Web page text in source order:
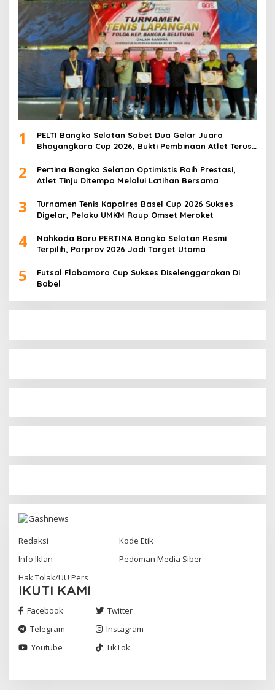
1
PELTI Bangka Selatan Sabet Dua Gelar Juara
Bhayangkara Cup 2026, Bukti Pembinaan Atlet Terus
2
Pertina Bangka Selatan Optimistis Raih Prestasi,
Atlet Tinju Ditempa Melalui Latihan Bersama
3
Turnamen Tenis Kapolres Basel Cup 2026 Sukses
Digelar, Pelaku UMKM Raup Omset Meroket
4
Nahkoda Baru PERTINA Bangka Selatan Resmi
Terpilih, Porprov 2026 Jadi Target Utama
5
Futsal Flabamora Cup Sukses Diselenggarakan Di
Babel
Redaksi
Kode Etik
Info Iklan
Pedoman Media Siber
Hak Tolak/UU Pers
IKUTI KAMI
Facebook
Twitter
Telegram
Instagram
Youtube
TikTok